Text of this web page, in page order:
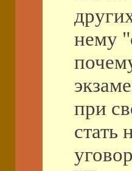
нему
при
стать